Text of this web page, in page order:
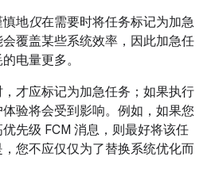
慎地仅在需要时将任务标记为加急
覆盖某些系统效率，因此加急任
电量更多。
才应标记为加急任务；如果执行
验将会受到影响。例如，如果您
先级 FCM 消息，则最好将该任
您不应仅仅为了替换系统优化而